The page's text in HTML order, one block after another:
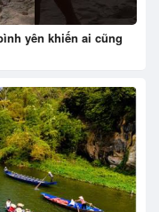
yên khiến ai cũng